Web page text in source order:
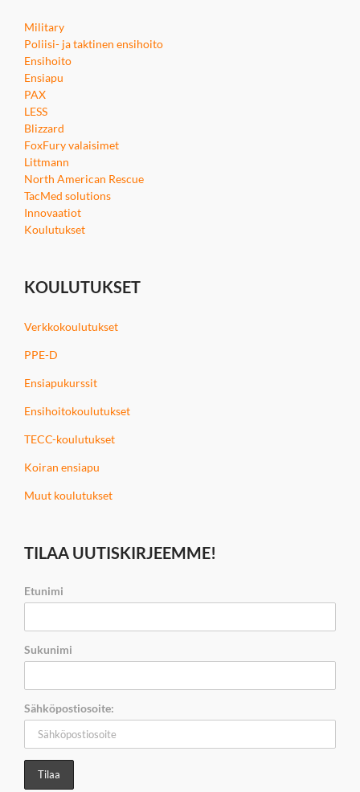
Military
Poliisi- ja taktinen ensihoito
Ensihoito
Ensiapu
PAX
LESS
Blizzard
FoxFury valaisimet
Littmann
North American Rescue
TacMed solutions
Innovaatiot
Koulutukset
KOULUTUKSET
Verkkokoulutukset
PPE-D
Ensiapukurssit
Ensihoitokoulutukset
TECC-koulutukset
Koiran ensiapu
Muut koulutukset
TILAA UUTISKIRJEEMME!
Etunimi
Sukunimi
Sähköpostiosoite: